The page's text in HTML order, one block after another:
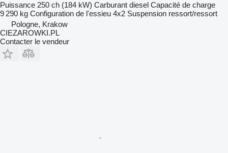
Puissance 250 ch (184 kW) Carburant diesel Capacité de charge
9 290 kg Configuration de l'essieu 4x2 Suspension ressort/ressort
Pologne, Krakow
CIEZAROWKI.PL
Contacter le vendeur